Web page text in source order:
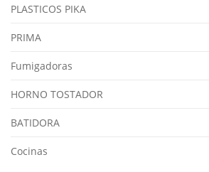
PLASTICOS PIKA
PRIMA
Fumigadoras
HORNO TOSTADOR
BATIDORA
Cocinas